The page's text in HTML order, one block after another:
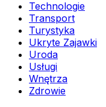
Technologie
Transport
Turystyka
Ukryte Zajawki
Uroda
Usługi
Wnętrza
Zdrowie